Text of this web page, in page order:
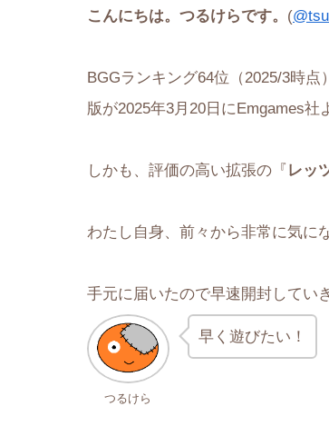
こんにちは。つるけらです。 (
BGGランキング64位（2025/3時点
版が2025年3月20日にEmgames社
しかも、評価の高い拡張の『 レッ
わたし自身、前々から非常に気に
手元に届いたので早速開封してい
つるけら
早く遊びたい！